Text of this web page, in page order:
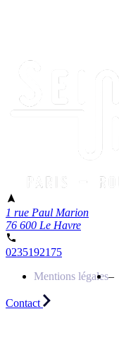
1 rue Paul Marion
76 600 Le Havre
0235192175
Mentions légales
Contact